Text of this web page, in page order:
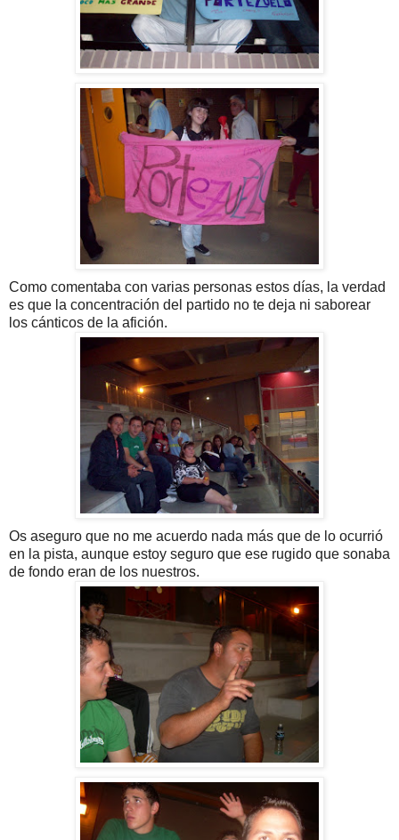
Como comentaba con varias personas estos días, la verdad
es que la concentración del partido no te deja ni saborear
los cánticos de la afición.
Os aseguro que no me acuerdo nada más que de lo ocurrió
en la pista, aunque estoy seguro que ese rugido que sonaba
de fondo eran de los nuestros.